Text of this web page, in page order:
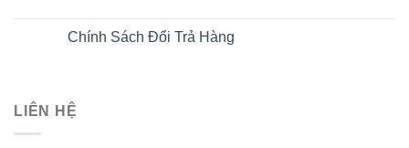
Chính Sách Đổi Trả Hàng
LIÊN HỆ